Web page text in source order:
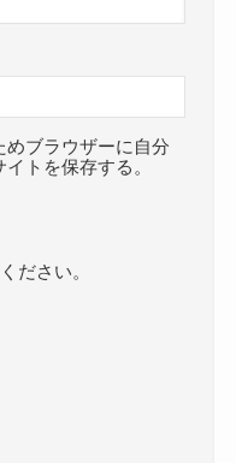
めブラウザーに自分
トを保存する。
ださい。